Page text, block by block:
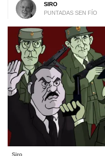
SIRO
PUNTADAS SEN FÍO
Siro